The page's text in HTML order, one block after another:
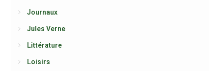
Journaux
Jules Verne
Littérature
Loisirs